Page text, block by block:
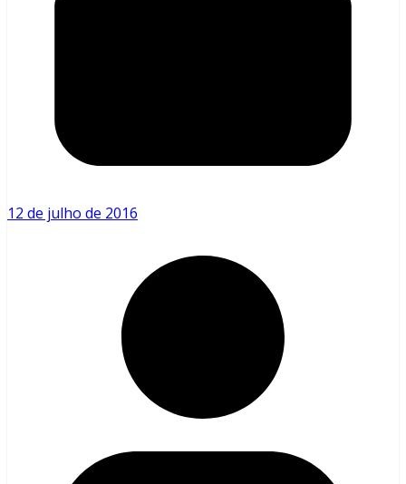
12 de julho de 2016